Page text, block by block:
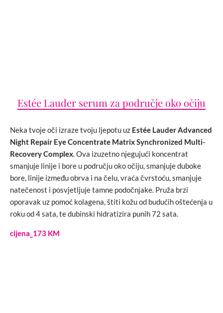
Estée Lauder serum za područje oko očiju
Neka tvoje oči izraze tvoju ljepotu uz Estée Lauder Advanced
Night Repair Eye Concentrate Matrix Synchronized Multi-
Recovery Complex. Ova izuzetno njegujući koncentrat
smanjuje linije i bore u području oko očiju, smanjuje duboke
bore, linije između obrva i na čelu, vraća čvrstoću, smanjuje
natečenost i posvjetljuje tamne podočnjake. Pruža brzi
oporavak uz pomoć kolagena, štiti kožu od budućih oštećenja u
roku od 4 sata, te dubinski hidratizira punih 72 sata.
cijena_173 KM